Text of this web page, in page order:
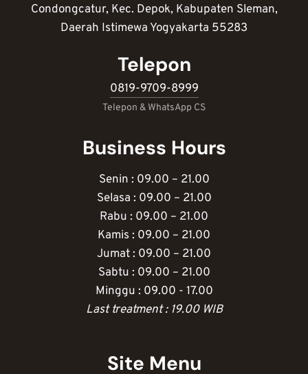
Condongcatur, Kec. Depok, Kabupaten Sleman,
Daerah Istimewa Yogyakarta 55283
Telepon
0819-9709-8999
Telepon & WhatsApp CS
Business Hours
Senin : 09.00 – 21.00
Selasa : 09.00 – 21.00
Rabu : 09.00 – 21.00
Kamis : 09.00 – 21.00
Jumat : 09.00 – 21.00
Sabtu : 09.00 – 21.00
Minggu : 09.00 - 17.00
Last treatment : 19.00 WIB
Site Menu